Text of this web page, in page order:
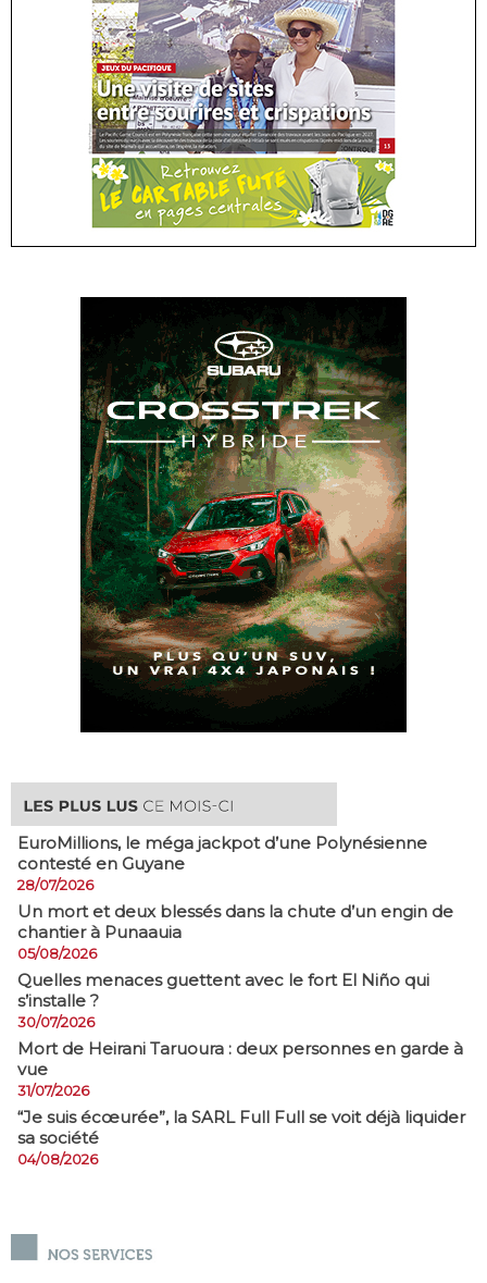
EuroMillions, ​le méga jackpot d’une Polynésienne
contesté en Guyane
28/07/2026
​Un mort et deux blessés dans la chute d’un engin de
chantier à Punaauia
05/08/2026
Quelles menaces guettent avec le fort El Niño qui
s’installe ?
30/07/2026
Mort de Heirani Taruoura : deux personnes en garde à
vue
31/07/2026
​“Je suis écœurée”, la SARL Full Full se voit déjà liquider
sa société
04/08/2026